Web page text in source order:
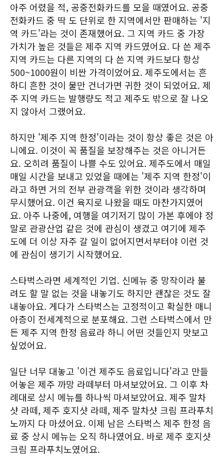
아주 어렸을 적, 공중전화카드를 모을 때였어요. 공중
전화카드 중 딱 도 단위로 한 지역에서만 판매하는 '지
역 카드'라는 것이 존재했어요. 그 지역 카드 중 가장
가치가 높은 것들은 제주 지역 카드였어요. 다 쓴 제주
지역 카드는 다른 지역의 다 쓴 지역 카드보다 항상
500~1000원이 비싼 가격이었어요. 제주도에서는 흔
하디 흔한 것이 물만 건너가면 귀한 것이 되었어요. 제
주 지역 카드는 발행량도 적고 제주도 밖으로 잘 나오
지 않아서 그랬어요.
하지만 '제주 지역 한정'이라는 것이 항상 좋은 것은 아
니에요. 이것이 꼭 품질을 보장해주는 것은 아니거든
요. 오히려 품질이 나쁠 수도 있어요. 제주도에서 매일
매일 시간을 보내고 있었을 때에는 '제주 지역 한정'이
라고 하면 거의 전부 관광객을 위한 것이라 생각하며
무시했어요. 이건 육지로 나왔을 때도 마찬가지였어
요. 아주 나중에, 여행을 여기저기 많이 가본 후에야 정
말로 관광산업 같은 것에 관심이 생겼고 여기에 제주
도에 더 이상 자주 갈 일이 없어지면서부터야 이런 것
에 관심이 생기기 시작했어요.
스타벅스라면 세계적인 기업. 신메뉴 중 망작이라 불
려도 할 말 없는 것을 내놓기도 하지만 괜찮은 것도 잘
내놓아요. 게다가 스타벅스는 고정적이고 확실한 매니
아층이 전세계적으로 분포해요. 그런 스타벅스에서 만
든 제주 지역 한정 음료라 하니 어떤 것들인지 맛보고
싶었어요.
일단 너무 대놓고 '이건 제주도 음료입니다'라고 만들
어놓은 제주 까망 라떼부터 마셔보았어요. 그 이후 차
례대로 상시 메뉴를 하나씩 마셔보았어요. 제주 말차
샷 라떼, 제주 호지샷 라떼, 제주 말차샷 크림 프라푸치
노까지 다 마셨어요. 이제 남은 스타벅스 제주 한정 음
료 중 상시 메뉴는 오직 하나였어요. 바로 제주 호지샷
크림 프라푸치노였어요.